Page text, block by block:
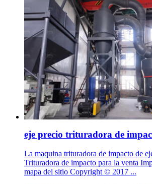
eje precio trituradora de
La maquina trituradora de impacto de
Trituradora de impacto para la venta
mapa del sitio Copyright © 2017 ...